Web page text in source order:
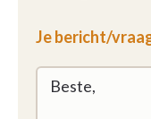
Je bericht/